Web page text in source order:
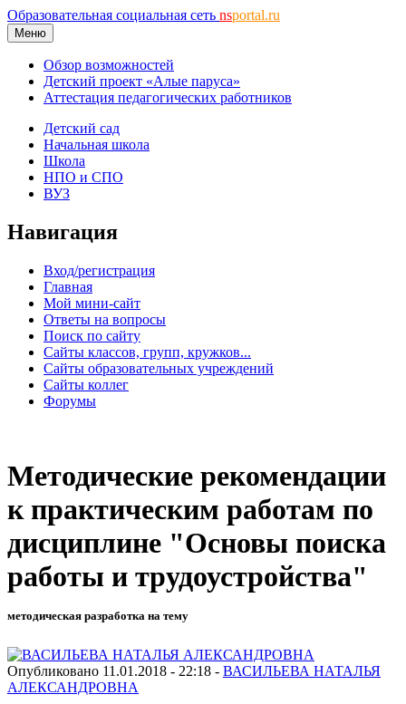
Образовательная социальная сеть nsportal.ru
Меню
Обзор возможностей
Детский проект «Алые паруса»
Аттестация педагогических работников
Детский сад
Начальная школа
Школа
НПО и СПО
ВУЗ
Навигация
Вход/регистрация
Главная
Мой мини-сайт
Ответы на вопросы
Поиск по сайту
Сайты классов, групп, кружков...
Сайты образовательных учреждений
Сайты коллег
Форумы
Методические рекомендации
к практическим работам по
дисциплине "Основы поиска
работы и трудоустройства"
методическая разработка на тему
Опубликовано 11.01.2018 - 22:18 - ВАСИЛЬЕВА НАТАЛЬЯ
АЛЕКСАНДРОВНА